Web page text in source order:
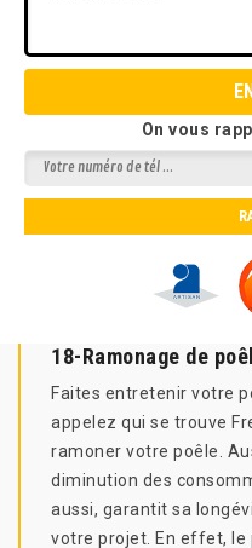
On vous
18-Ramonage de
Faites entretenir votre
appelez qui se trouve
ramoner votre poêle.
diminution des
aussi, garantit sa
votre projet. En effet, le